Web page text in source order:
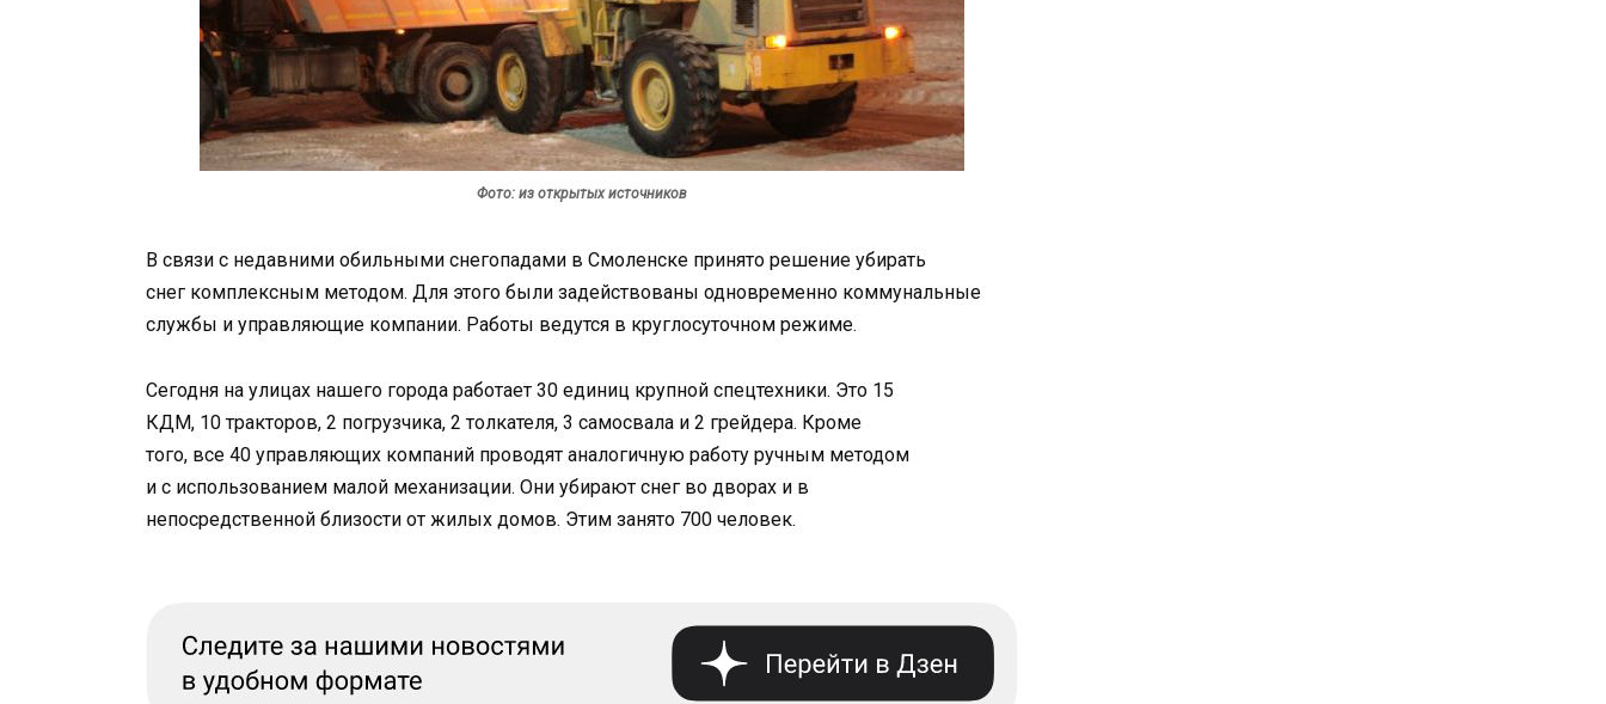
Фото: из открытых источников
В связи с недавними обильными снегопадами в Смоленске принято решение убирать
снег комплексным методом. Для этого были задействованы одновременно коммунальные
службы и управляющие компании. Работы ведутся в круглосуточном режиме.
Сегодня на улицах нашего города работает 30 единиц крупной спецтехники. Это 15
КДМ, 10 тракторов, 2 погрузчика, 2 толкателя, 3 самосвала и 2 грейдера. Кроме
того, все 40 управляющих компаний проводят аналогичную работу ручным методом
и с использованием малой механизации. Они убирают снег во дворах и в
непосредственной близости от жилых домов. Этим занято 700 человек.